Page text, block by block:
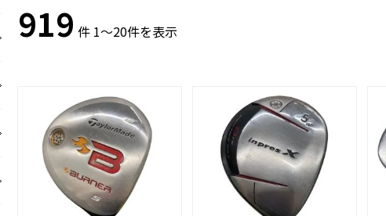
919 件 1～20件を表示